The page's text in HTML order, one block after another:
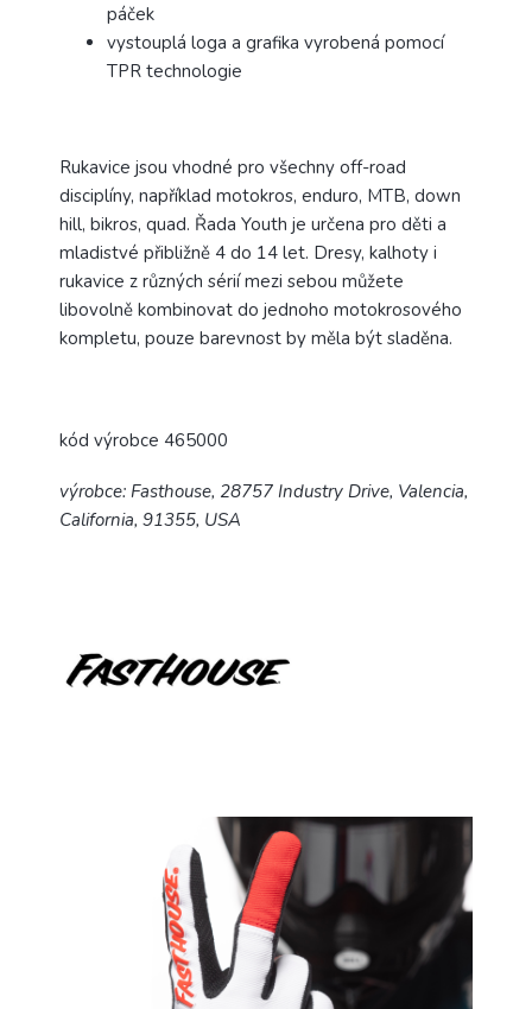
páček
vystouplá loga a grafika vyrobená pomocí
TPR technologie
Rukavice jsou vhodné pro všechny off-road
disciplíny, například motokros, enduro, MTB, down
hill, bikros, quad. Řada Youth je určena pro děti a
mladistvé přibližně 4 do 14 let. Dresy, kalhoty i
rukavice z různých sérií mezi sebou můžete
libovolně kombinovat do jednoho motokrosového
kompletu, pouze barevnost by měla být sladěna.
kód výrobce 465000
výrobce: Fasthouse, 28757 Industry Drive, Valencia,
California, 91355, USA